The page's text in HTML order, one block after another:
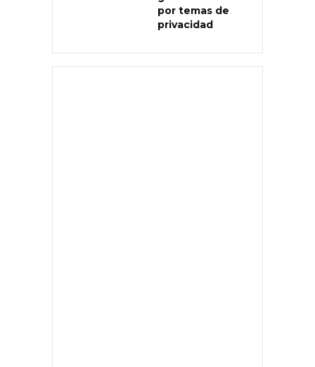
por temas de
privacidad